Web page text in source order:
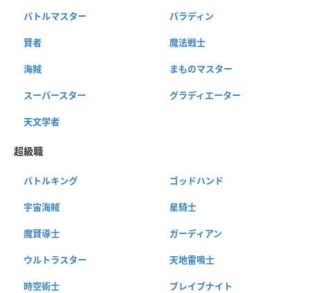
バトルマスター パラディン
賢者 魔法戦士
海賊 まものマスター
スーパースター グラディエーター
天文学者
超級職
バトルキング ゴッドハンド
宇宙海賊 星騎士
魔賢導士 ガーディアン
ウルトラスター 天地雷鳴士
時空術士 ブレイブナイト